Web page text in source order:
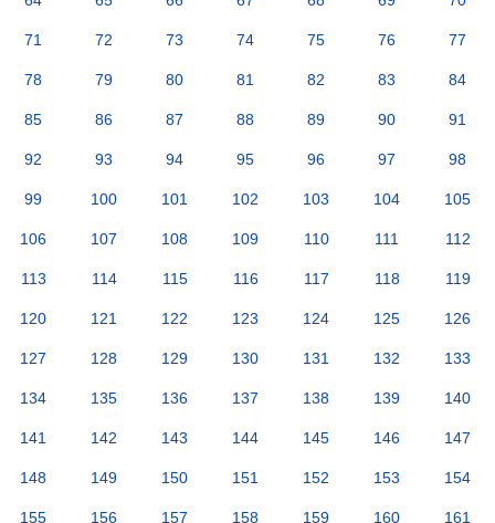
71 72 73 74 75 76 77
78 79 80 81 82 83 84
85 86 87 88 89 90 91
92 93 94 95 96 97 98
99 100 101 102 103 104 105
106 107 108 109 110 111 112
113 114 115 116 117 118 119
120 121 122 123 124 125 126
127 128 129 130 131 132 133
134 135 136 137 138 139 140
141 142 143 144 145 146 147
148 149 150 151 152 153 154
155 156 157 158 159 160 161